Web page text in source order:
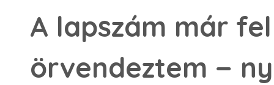
A lapszám már
örvendeztem −